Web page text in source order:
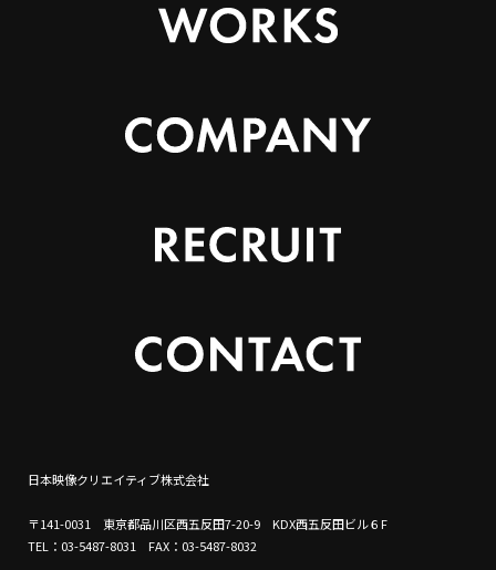
日本映像クリエイティブ株式会社
〒141-0031 東京都品川区西五反田7-20-9 KDX西五反田ビル６F
TEL：03-5487-8031 FAX：03-5487-8032